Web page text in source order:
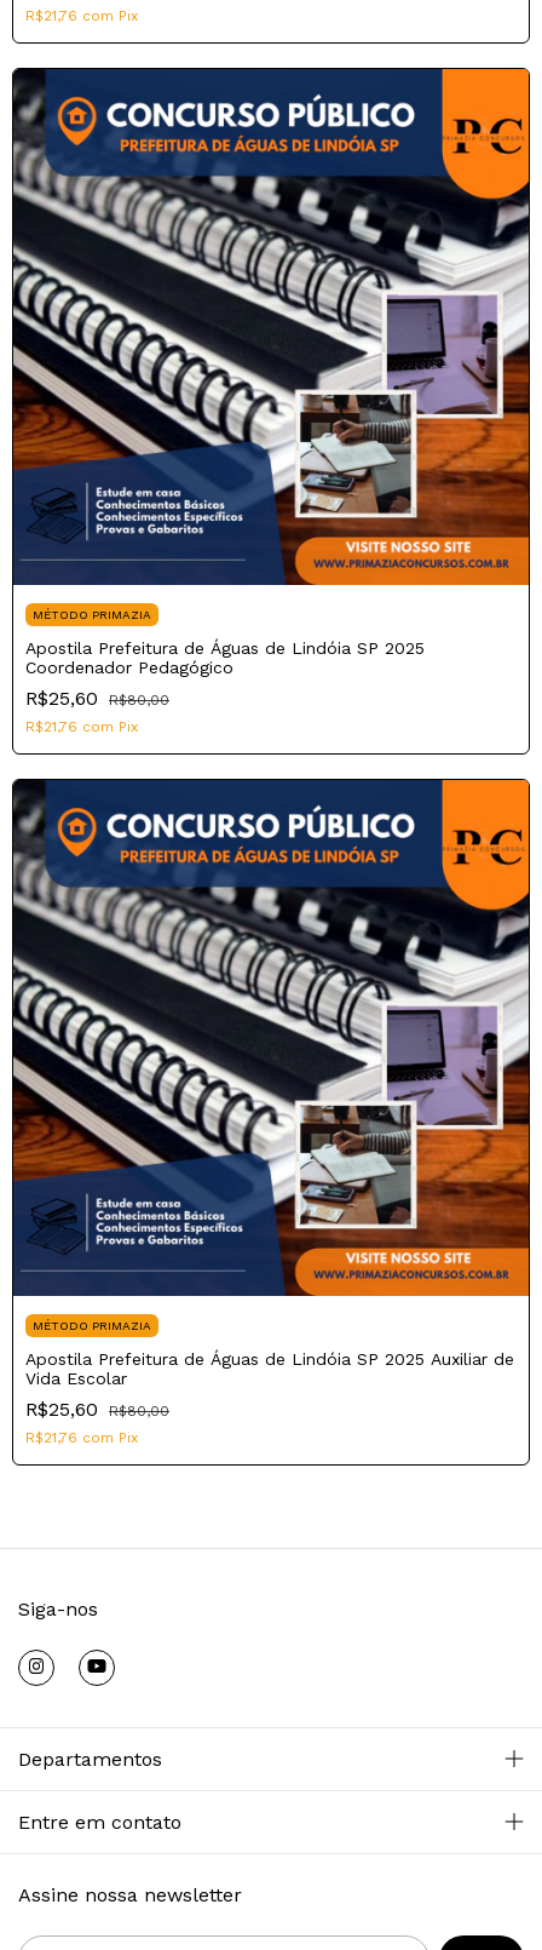
R$21,76 com Pix
MÉTODO PRIMAZIA
Apostila Prefeitura de Águas de Lindóia SP 2025
Coordenador Pedagógico
R$25,60
R$80,00
R$21,76 com Pix
MÉTODO PRIMAZIA
Apostila Prefeitura de Águas de Lindóia SP 2025 Auxiliar de
Vida Escolar
R$25,60
R$80,00
R$21,76 com Pix
Siga-nos
Departamentos
Entre em contato
Assine nossa newsletter